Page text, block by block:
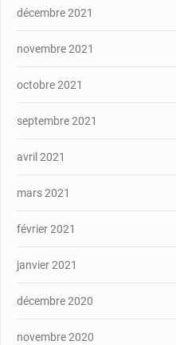
décembre 2021
novembre 2021
octobre 2021
septembre 2021
avril 2021
mars 2021
février 2021
janvier 2021
décembre 2020
novembre 2020